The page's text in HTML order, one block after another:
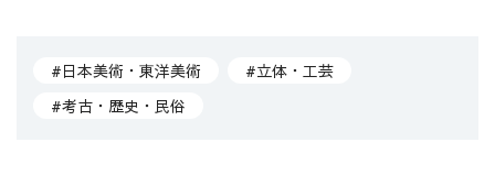
#日本美術・東洋美術
#立体・工芸
#考古・歴史・民俗